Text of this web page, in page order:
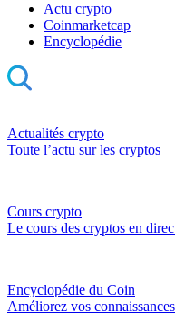
Actu crypto
Coinmarketcap
Encyclopédie
Actualités crypto
Toute l’actu sur les cryptos
Cours crypto
Le cours des cryptos en
Encyclopédie du Coin
Améliorez vos